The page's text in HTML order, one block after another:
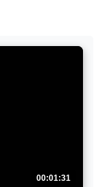
00:01:31